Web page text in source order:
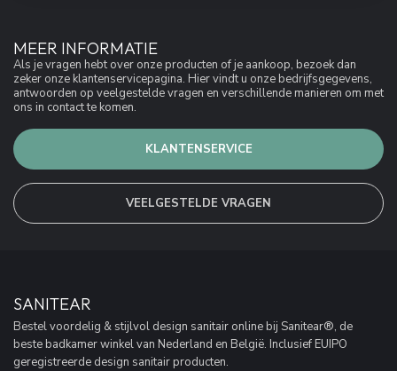
MEER INFORMATIE
Als je vragen hebt over onze producten of je aankoop, bezoek dan
zeker onze klantenservicepagina. Hier vindt u onze bedrijfsgegevens,
antwoorden op veelgestelde vragen en verschillende manieren om met
ons in contact te komen.
KLANTENSERVICE
VEELGESTELDE VRAGEN
SANITEAR
Bestel voordelig & stijlvol design sanitair online bij Sanitear®, de
beste badkamer winkel van Nederland en België. Inclusief EUIPO
geregistreerde design sanitair producten.